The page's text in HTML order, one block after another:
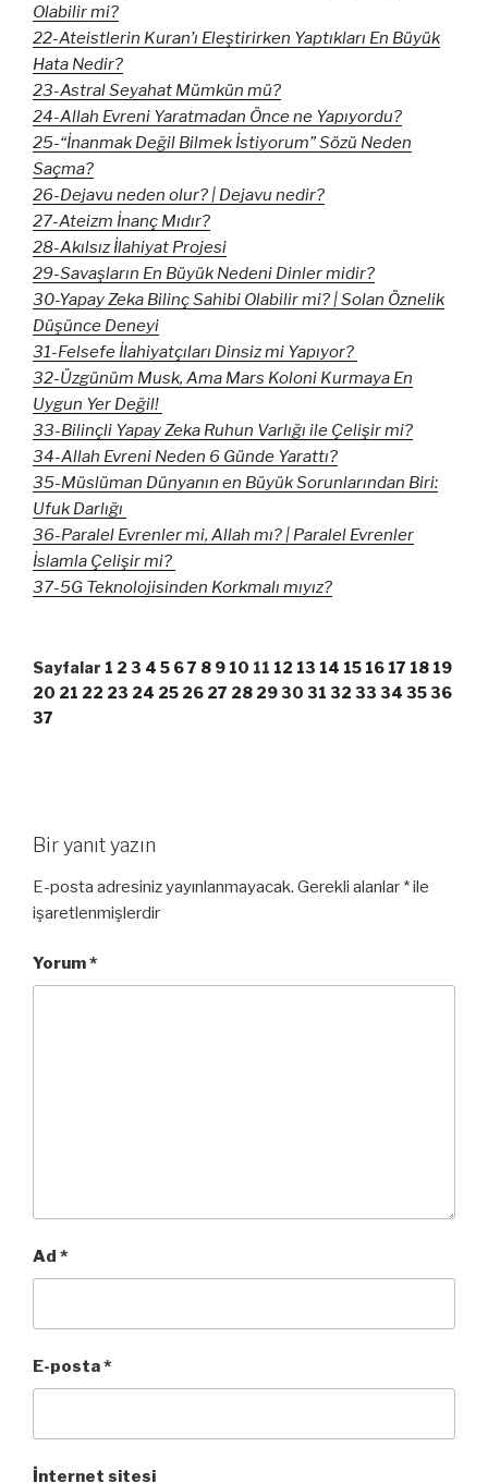
Olabilir mi?
22-Ateistlerin Kuran’ı Eleştirirken Yaptıkları En Büyük
Hata Nedir?
23-Astral Seyahat Mümkün mü?
24-Allah Evreni Yaratmadan Önce ne Yapıyordu?
25-“İnanmak Değil Bilmek İstiyorum” Sözü Neden
Saçma?
26-Dejavu neden olur? | Dejavu nedir?
27-Ateizm İnanç Mıdır?
28-Akılsız İlahiyat Projesi
29-Savaşların En Büyük Nedeni Dinler midir?
30-Yapay Zeka Bilinç Sahibi Olabilir mi? | Solan Öznelik
Düşünce Deneyi
31-Felsefe İlahiyatçıları Dinsiz mi Yapıyor?
32-Üzgünüm Musk, Ama Mars Koloni Kurmaya En
Uygun Yer Değil!
33-Bilinçli Yapay Zeka Ruhun Varlığı ile Çelişir mi?
34-Allah Evreni Neden 6 Günde Yarattı?
35-Müslüman Dünyanın en Büyük Sorunlarından Biri:
Ufuk Darlığı
36-Paralel Evrenler mi, Allah mı? | Paralel Evrenler
İslamla Çelişir mi?
37-5G Teknolojisinden Korkmalı mıyız?
Sayfalar 1 2 3 4 5 67 8 9 10 11 12 13 14 15 16 17 18 19
20 21 22 23 24 25 26 27 28 2930 31 32 33 34 3536
37
Bir yanıt yazın
E-posta adresiniz yayınlanmayacak. Gerekli alanlar *ile
işaretlenmişlerdir
Yorum*
Ad *
E-posta*
İnternet sitesi